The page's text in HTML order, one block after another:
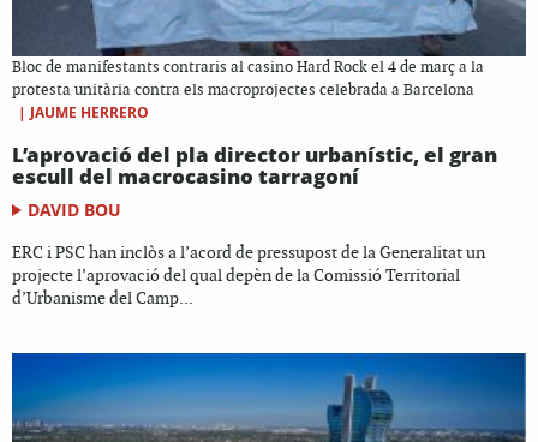
Bloc de manifestants contraris al casino Hard Rock el 4 de març a la
protesta unitària contra els macroprojectes celebrada a Barcelona
| JAUME HERRERO
L’aprovació del pla director urbanístic, el gran
escull del macrocasino tarragoní
DAVID BOU
ERC i PSC han inclòs a l’acord de pressupost de la Generalitat un
projecte l’aprovació del qual depèn de la Comissió Territorial
d’Urbanisme del Camp...